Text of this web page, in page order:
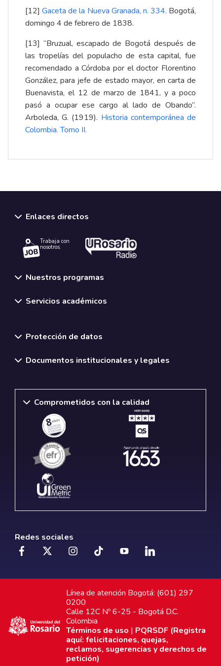
[12] Gaceta de la Nueva Granada, n. 334. Bogotá,
domingo 4 de febrero de 1838.
[13] “Bruzual, escapado de Bogotá después de
las tropelías del populacho de esta capital, fue
recomendado a Córdoba por el doctor Florentino
González, para jefe de estado mayor, en carta de
Buenavista, el 12 de marzo de 1841, y a poco
pasó a ocupar ese cargo al lado de Obando”.
Arboleda, G. (1919). Historia contemporánea de
Colombia. Tomo II.
Enlaces directos
Trabaja con
nosotros.
Nuestros programas
Servicios académicos
Protección de datos
Documentos institucionales y legales
Comprometidos con la calidad
Redes sociales
Línea de atención Bogotá: (601) 297
0200
Calle 12C Nº 6-25 - Bogotá D.C.
Colombia
Términos de uso | PQRSDF (Registra
aquí: felicitaciones, quejas,
reclamos, sugerencias y derechos de
petición)